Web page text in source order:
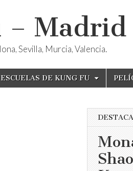
– Madrid
Sevilla, Murcia, Valencia.
ESCUELAS DE KUNG FU